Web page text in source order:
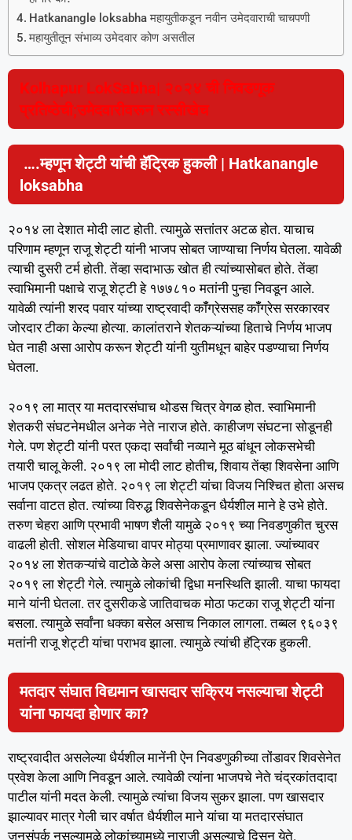
Hatkanangle loksabha महायुतीकडून नवीन उमेदवाराची चाचपणी
महायुतीतून संभाव्य उमेदवार कोण असतील
Kolhapur LokSabha| २०२४ ची निवडणूक
प्रतिष्ठेची;उमेदवारीवरून रस्सीखेच
….म्हणून शेट्टी यांची हॅट्रिक हुकली | Hatkanangle
loksabha
२०१४ ला देशात मोदी लाट होती. त्यामुळे सत्तांतर अटळ होत. याचाच
परिणाम म्हणून राजू शेट्टी यांनी भाजप सोबत जाण्याचा निर्णय घेतला. यावेळी
त्याची दुसरी टर्म होती. तेंव्हा सदाभाऊ खोत ही त्यांच्यासोबत होते. तेंव्हा
स्वाभिमानी पक्षाचे राजू शेट्टी हे १७७८१० मतांनी पुन्हा निवडून आले.
यावेळी त्यांनी शरद पवार यांच्या राष्ट्रवादी कॉँग्रेससह कॉँग्रेस सरकारवर
जोरदार टीका केल्या होत्या. कालांतराने शेतकऱ्यांच्या हिताचे निर्णय भाजप
घेत नाही असा आरोप करून शेट्टी यांनी युतीमधून बाहेर पडण्याचा निर्णय
घेतला.
२०१९ ला मात्र या मतदारसंघाच थोडस चित्र वेगळ होत. स्वाभिमानी
शेतकरी संघटनेमधील अनेक नेते नाराज होते. काहीजण संघटना सोडूनही
गेले. पण शेट्टी यांनी परत एकदा सर्वांची नव्याने मूठ बांधून लोकसभेची
तयारी चालू केली. २०१९ ला मोदी लाट होतीच, शिवाय तेंव्हा शिवसेना आणि
भाजप एकत्र लढत होते. २०१९ ला शेट्टी यांचा विजय निश्चित होता असच
सर्वाना वाटत होत. त्यांच्या विरुद्ध शिवसेनेकडून धैर्यशील माने हे उभे होते.
तरुण चेहरा आणि प्रभावी भाषण शैली यामुळे २०१९ च्या निवडणुकीत चुरस
वाढली होती. सोशल मेडियाचा वापर मोठ्या प्रमाणावर झाला. ज्यांच्यावर
२०१४ ला शेतकऱ्यांचे वाटोळे केले असा आरोप केला त्यांच्याच सोबत
२०१९ ला शेट्टी गेले. त्यामुळे लोकांची द्विधा मनस्थिति झाली. याचा फायदा
माने यांनी घेतला. तर दुसरीकडे जातिवाचक मोठा फटका राजू शेट्टी यांना
बसला. त्यामुळे सर्वांना धक्का बसेल असाच निकाल लागला. तब्बल ९६०३९
मतांनी राजू शेट्टी यांचा पराभव झाला. त्यामुळे त्यांची हॅट्रिक हुकली.
मतदार संघात विद्यमान खासदार सक्रिय नसल्याचा शेट्टी
यांना फायदा होणार का?
राष्ट्रवादीत असलेल्या धैर्यशील मानेंनी ऐन निवडणुकीच्या तोंडावर शिवसेनेत
प्रवेश केला आणि निवडून आले. त्यावेळी त्यांना भाजपचे नेते चंद्रकांतदादा
पाटील यांनी मदत केली. त्यामुळे त्यांचा विजय सुकर झाला. पण खासदार
झाल्यावर मात्र गेली चार वर्षात धैर्यशील माने यांचा या मतदारसंघात
जनसंपर्क नसल्यामुळे लोकांच्यामध्ये नाराजी असल्याचे दिसून येते.